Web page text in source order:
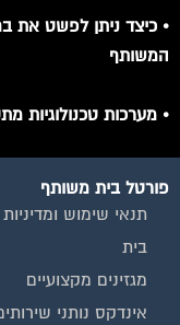
• כיצד ניתן לפשט את
המשותף
• מערכות טכנולוגיות
פורטל בית משותף
תנאי שימוש
בית
מגזינים מקצועיים
אינדקס נותני